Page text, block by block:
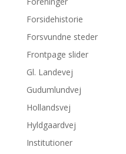
Forsidehistorie
Forsvundne steder
Frontpage slider
Gl. Landevej
Gudumlundvej
Hollandsvej
Hyldgaardvej
Institutioner